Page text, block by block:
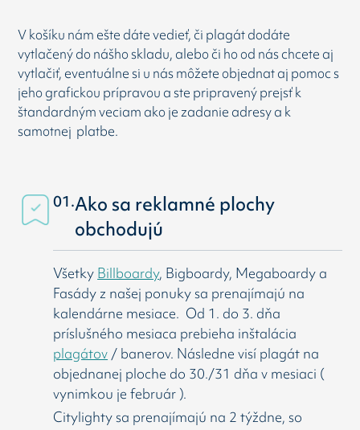
V košíku nám ešte dáte vedieť, či plagát dodáte
vytlačený do nášho skladu, alebo či ho od nás chcete aj
vytlačiť, eventuálne si u nás môžete objednat aj pomoc s
jeho grafickou prípravou a ste pripravený prejsť k
štandardným veciam ako je zadanie adresy a k
samotnej platbe.
01.Ako sa reklamné plochy
obchodujú
Všetky Billboardy, Bigboardy, Megaboardy a
Fasády z našej ponuky sa prenajímajú na
kalendárne mesiace. Od 1. do 3. dňa
príslušného mesiaca prebieha inštalácia
plagátov / banerov. Následne visí plagát na
objednanej ploche do 30./31 dňa v mesiaci (
vynimkou je február ).
Citylighty sa prenajímajú na 2 týždne, so